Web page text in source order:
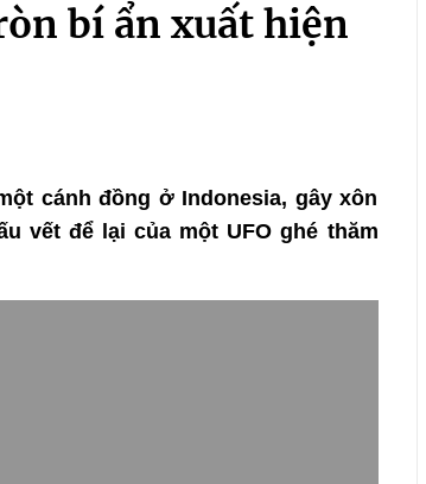
bí ẩn xuất hiện
cánh đồng ở Indonesia, gây xôn
vết để lại của một UFO ghé thăm